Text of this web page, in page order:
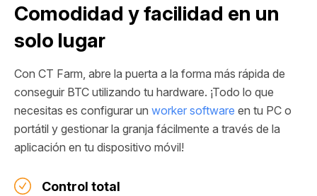
Comodidad y facilidad en un
solo lugar
Con CT Farm, abre la puerta a la forma más rápida de
conseguir BTC utilizando tu hardware. ¡Todo lo que
necesitas es configurar un worker software en tu PC o
portátil y gestionar la granja fácilmente a través de la
aplicación en tu dispositivo móvil!
Control total